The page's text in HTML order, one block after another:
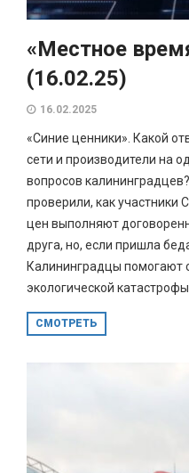
«Местное
(16.02.25)
16.02.2025
«Синие ценники». Какой
сети и производители на
вопросов
проверили, как участники
цен выполняют
друга, но, если пришла
Калининградцы помогают
экологической катастрофы...
СМОТРЕТЬ